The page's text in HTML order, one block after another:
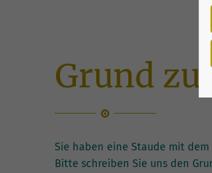
Grund zu
Sie haben eine Staude mit
Bitte schreiben Sie uns den